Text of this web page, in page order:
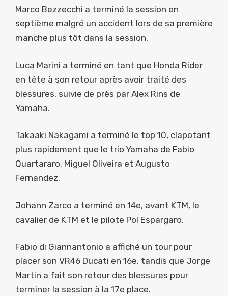
Marco Bezzecchi a terminé la session en
septième malgré un accident lors de sa première
manche plus tôt dans la session.
Luca Marini a terminé en tant que Honda Rider
en tête à son retour après avoir traité des
blessures, suivie de près par Alex Rins de
Yamaha.
Takaaki Nakagami a terminé le top 10, clapotant
plus rapidement que le trio Yamaha de Fabio
Quartararo, Miguel Oliveira et Augusto
Fernandez.
Johann Zarco a terminé en 14e, avant KTM, le
cavalier de KTM et le pilote Pol Espargaro.
Fabio di Giannantonio a affiché un tour pour
placer son VR46 Ducati en 16e, tandis que Jorge
Martin a fait son retour des blessures pour
terminer la session à la 17e place.